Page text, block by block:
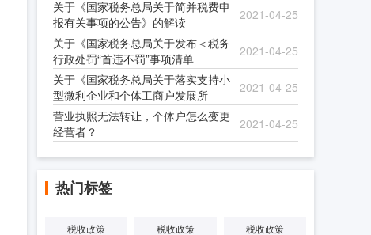
关于《国家税务总局关于简并税费申
报有关事项的公告》的解读
2021-04-25
关于《国家税务总局关于发布＜税务
行政处罚“首违不罚”事项清单
2021-04-25
关于《国家税务总局关于落实支持小
型微利企业和个体工商户发展所
2021-04-25
营业执照无法转让，个体户怎么变更
经营者？
2021-04-25
热门标签
税收政策 税收政策 税收政策